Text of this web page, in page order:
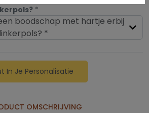
*
boodschap met hartje erbij
*
In Je Personalisatie
OMSCHRIJVING